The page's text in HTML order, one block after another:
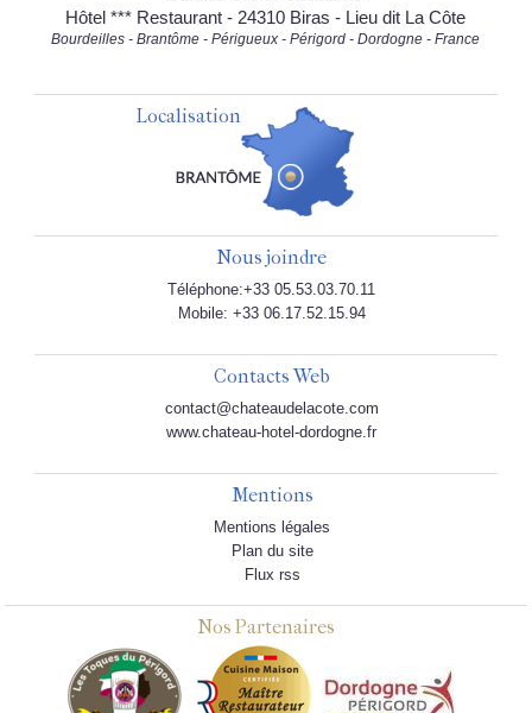
Hôtel *** Restaurant - 24310 Biras - Lieu dit La Côte
Bourdeilles - Brantôme - Périgueux - Périgord - Dordogne - France
Localisation
Nous joindre
Téléphone:+33 05.53.03.70.11
Mobile: +33 06.17.52.15.94
Contacts Web
contact@chateaudelacote.com
www.chateau-hotel-dordogne.fr
Mentions
Mentions légales
Plan du site
Flux rss
Nos Partenaires